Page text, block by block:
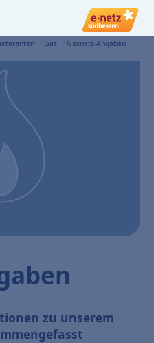
Gas Gasnetz-Angaben
zu unserem